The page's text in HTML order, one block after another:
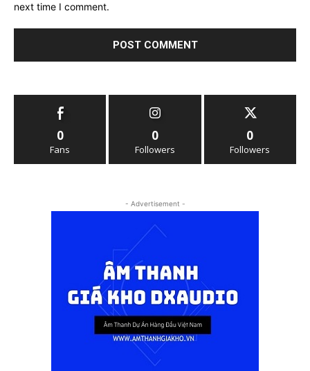
next time I comment.
0
Fans
0
Followers
0
Followers
- Advertisement -